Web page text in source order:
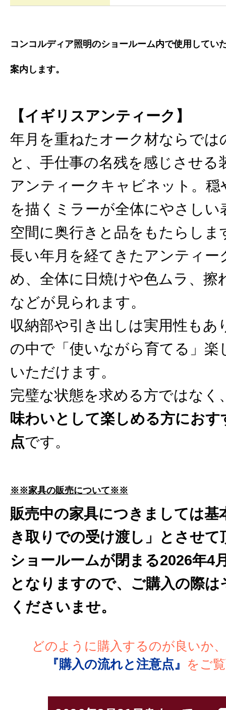
コンコルディア照明のショールーム内で使用してい
案内します。
【イギリスアンティーク】
年月を重ねたオーク材ならでは
と、手仕事の名残を感じさせる
アンティークキャビネット。穏
を描くミラーが全体にやさしい
空間に奥行きと品をもたらしま
長い年月を経てきたアンティー
め、全体に日焼けや色ムラ、擦
などが見られます。
収納部や引き出しは実用性もあ
の中で「使いながら育てる」楽
いただけます。
完璧な状態を求める方ではなく
味わいとして楽しめる方におす
点です。
※※家具の販売について※※
販売中の家具につきましては基
き取りでの受け渡し」とさせて
ショールームが閉まる2026年4
となりますので、ご購入の際は
くださいませ。
どのように購入するのが良いか
『購入の流れと注意点』
をご